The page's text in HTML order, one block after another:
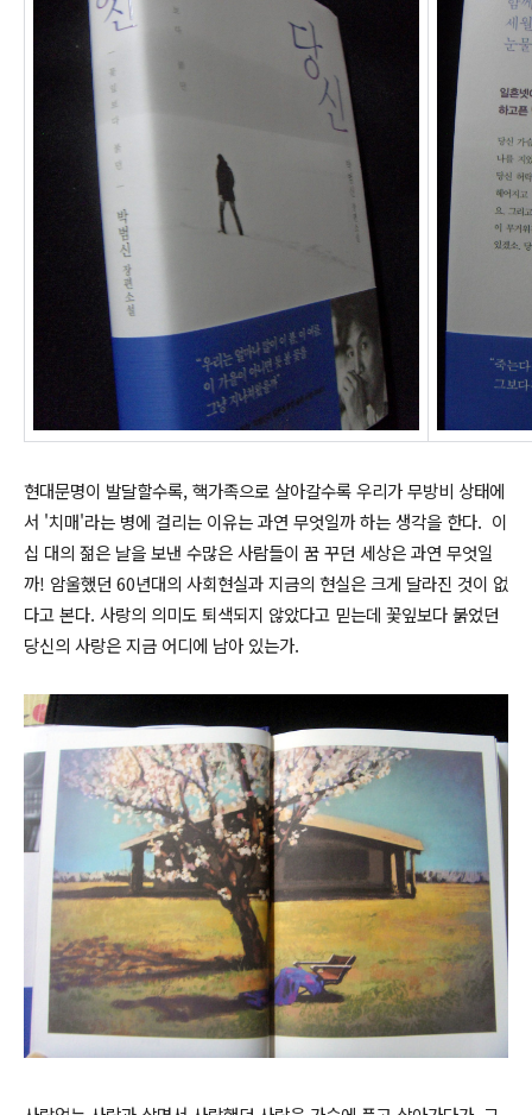
현대문명이 발달할수록, 핵가족으로 살아갈수록 우리가 무방비 상태에
서 '치매'라는 병에 걸리는 이유는 과연 무엇일까 하는 생각을 한다. 이
십 대의 젊은 날을 보낸 수많은 사람들이 꿈 꾸던 세상은 과연 무엇일
까! 암울했던 60년대의 사회현실과 지금의 현실은 크게 달라진 것이 없
다고 본다. 사랑의 의미도 퇴색되지 않았다고 믿는데 꽃잎보다 붉었던
당신의 사랑은 지금 어디에 남아 있는가.